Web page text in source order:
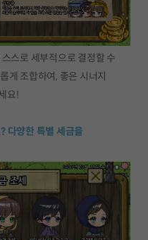
스로 세부적으로 결정할 수
게 조합하여, 좋은 시너지
요!
다양한 특별 세금을